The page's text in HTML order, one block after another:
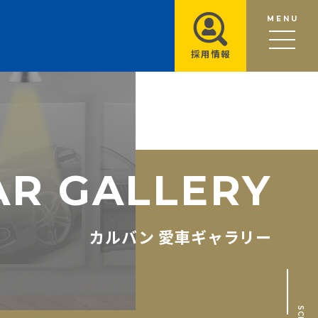
MENU
採用情報
R GALLERY
カルバン 愛車ギャラリー